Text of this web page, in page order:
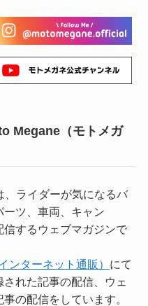
Megane（モトメガ
、ライダーが気になるバ
ツ、車両、キャン
するウェブマガジンで
ンターネット通販） にて
れた記事の配信、ウェ
の配信をしています。